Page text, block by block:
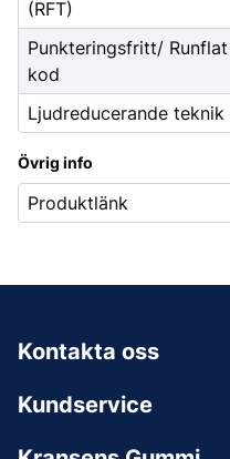
(RFT)
Punkteringsfritt/ Runflat
kod
Ljudreducerande teknik
Övrig info
Produktlänk
Kundservice
Kontakta oss
0156-409 00
Mån-Tors 07.30-
Lunchstängt